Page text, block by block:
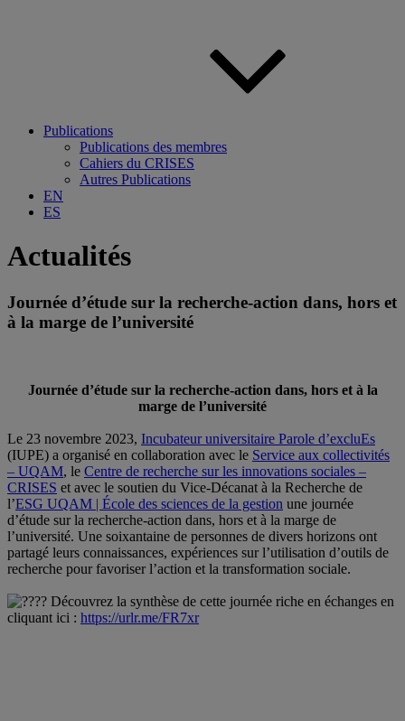
Publications
Publications des membres
Cahiers du CRISES
Autres Publications
EN
ES
Actualités
Journée d’étude sur la recherche-action dans, hors et
à la marge de l’université
Journée d’étude sur la recherche-action dans, hors et à la
marge de l’université
Le 23 novembre 2023, Incubateur universitaire Parole d’excluEs
(IUPE) a organisé en collaboration avec le Service aux collectivités
– UQAM, le Centre de recherche sur les innovations sociales –
CRISES et avec le soutien du Vice-Décanat à la Recherche de
l’ESG UQAM | École des sciences de la gestion une journée
d’étude sur la recherche-action dans, hors et à la marge de
l’université. Une soixantaine de personnes de divers horizons ont
partagé leurs connaissances, expériences sur l’utilisation d’outils de
recherche pour favoriser l’action et la transformation sociale.
Découvrez la synthèse de cette journée riche en échanges en
cliquant ici : https://urlr.me/FR7xr